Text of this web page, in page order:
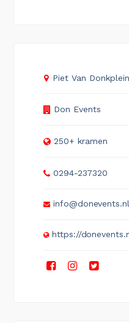
Piet Van
Don Events
250+ kramen
0294-237320
info@donevents.nl
https://